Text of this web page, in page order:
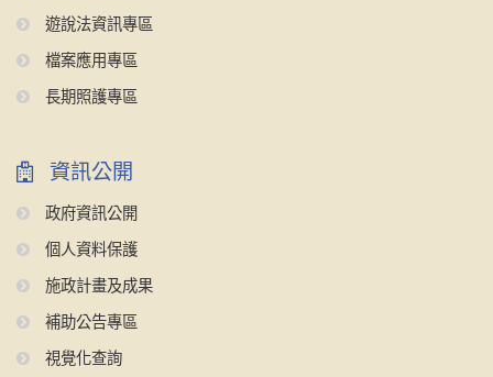
遊說法資訊專區
檔案應用專區
長期照護專區
資訊公開
政府資訊公開
個人資料保護
施政計畫及成果
補助公告專區
視覺化查詢